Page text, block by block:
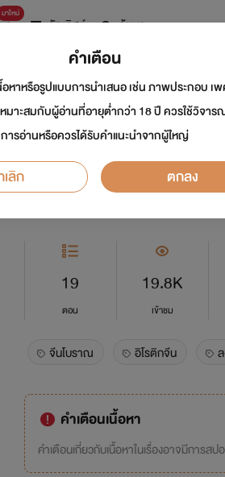
มาใหม่
ท ธัญลิสต์ ค้นหา
ทัณฑ์มธุรส
นักเขียน:ซิงซู-兴璹-ไป๋ลู่
อีโรติก
4.8
19
ตอน
19.8K
เข้าชม
จีนโบราณ อิโรติกจีน
คำเตือนเนื้อหา
คำเตือนเกี่ยวกับเนื้อหาในเรื่องอาจมีการสป
คำเตือน
อหาหรือรูปแบบการนำเสนอ เช่น ภาพประกอบ เ
มาะสมกับผู้อ่านที่อายุต่ำกว่า 18 ปี ควรใช้วิจา
การอ่านหรือควรได้รับคำแนะนำจากผู้ใหญ่
ลิก ตกลง